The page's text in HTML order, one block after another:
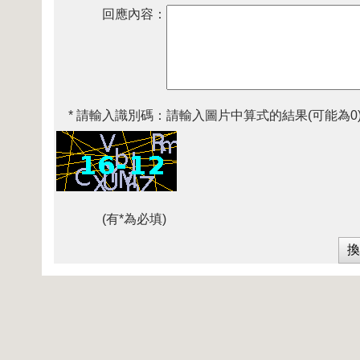
回應內容：
* 請輸入識別碼： 請輸入圖片中算式的結果(可能為
(有*為必填)